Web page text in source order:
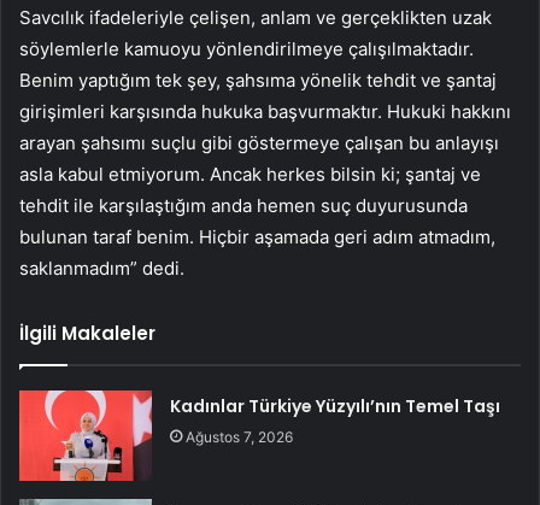
Savcılık ifadeleriyle çelişen, anlam ve gerçeklikten uzak
söylemlerle kamuoyu yönlendirilmeye çalışılmaktadır.
Benim yaptığım tek şey, şahsıma yönelik tehdit ve şantaj
girişimleri karşısında hukuka başvurmaktır. Hukuki hakkını
arayan şahsımı suçlu gibi göstermeye çalışan bu anlayışı
asla kabul etmiyorum. Ancak herkes bilsin ki; şantaj ve
tehdit ile karşılaştığım anda hemen suç duyurusunda
bulunan taraf benim. Hiçbir aşamada geri adım atmadım,
saklanmadım” dedi.
İlgili Makaleler
Kadınlar Türkiye Yüzyılı’nın Temel Taşı
Ağustos 7, 2026